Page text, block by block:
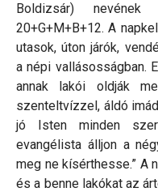
Boldizsár) nevének
20+G+M+B+12. A
utasok, úton járók,
a népi vallásosságban.
annak lakói oldják
szenteltvízzel, áldó
jó Isten minden
evangélista álljon a
meg ne kísérthesse.” A
és a benne lakókat az